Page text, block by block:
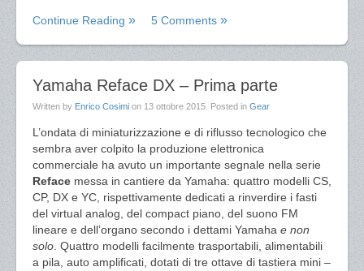
Continue Reading 5 Comments
Yamaha Reface DX – Prima parte
Written by Enrico Cosimi on 13 ottobre 2015 . Posted in Gear
L’ondata di miniaturizzazione e di riflusso tecnologico che
sembra aver colpito la produzione elettronica
commerciale ha avuto un importante segnale nella serie
Reface messa in cantiere da Yamaha: quattro modelli CS,
CP, DX e YC, rispettivamente dedicati a rinverdire i fasti
del virtual analog, del compact piano, del suono FM
lineare e dell’organo secondo i dettami Yamaha e non
solo . Quattro modelli facilmente trasportabili, alimentabili
a pila, auto amplificati, dotati di tre ottave di tastiera mini –